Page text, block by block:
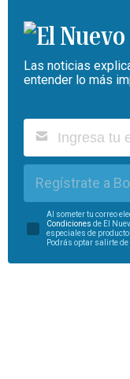
Las noticias
entender lo más
Regístrate a
Al someter tu correo
Condiciones de El
especiales de
Podrás optar salirte